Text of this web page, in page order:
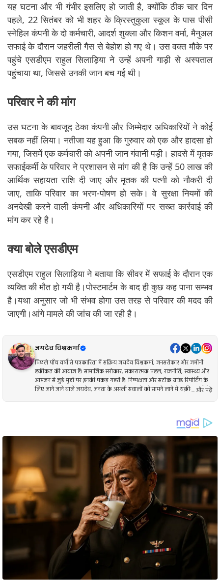
यह घटना और भी गंभीर इसलिए हो जाती है, क्योंकि ठीक चार दिन
पहले, 22 सितंबर को भी शहर के क्रिस्तुकुला स्कूल के पास पीसी
स्नेहिल कंपनी के दो कर्मचारी, आदर्श शुक्ला और किशन वर्मा, मैनुअल
सफाई के दौरान जहरीली गैस से बेहोश हो गए थे। उस वक्त मौके पर
पहुंचे एसडीएम राहुल सिलाड़िया ने उन्हें अपनी गाड़ी से अस्पताल
पहुंचाया था, जिससे उनकी जान बच गई थी।
परिवार ने की मांग
उस घटना के बावजूद ठेका कंपनी और जिम्मेदार अधिकारियों ने कोई
सबक नहीं लिया। नतीजा यह हुआ कि गुरुवार को एक और हादसा हो
गया, जिसमें एक कर्मचारी को अपनी जान गंवानी पड़ी। हादसे में मृतक
सफाईकर्मी के परिवार ने प्रशासन से मांग की है कि उन्हें 50 लाख की
आर्थिक सहायता राशि दी जाए और मृतक की पत्नी को नौकरी दी
जाए, ताकि परिवार का भरण-पोषण हो सके। वे सुरक्षा नियमों की
अनदेखी करने वाली कंपनी और अधिकारियों पर सख्त कार्रवाई की
मांग कर रहे है।
क्या बोले एसडीएम
एसडीएम राहुल सिलाड़िया ने बताया कि सीवर में सफाई के दौरान एक
व्यक्ति की मौत हो गयी है।पोस्टमार्टम के बाद ही कुछ कह पाना सम्भव
है।यथा अनुसार जो भी संभव होगा उस तरह से परिवार की मदद की
जाएगी।आंगे मामले की जांच की जा रही है।
जयदेव विश्वकर्मा
पिछले पाँच वर्षों से पत्रकारिता में सक्रिय जयदेव विश्वकर्मा, जनसरोकार और जमीनी
हकीकत की आवाज़ हैं। सामाजिक सरोकार, सकारात्मक पहल, राजनीति, स्वास्थ्य और
आमजन से जुड़े मुद्दों पर इनकी पकड़ गहरी है। निष्पक्षता और सटीक ग्राउंड रिपोर्टिंग के
लिए जाने जाने वाले जयदेव, जनता के असली सवालों को सामने लाने में यक़ीन रखते हैं।
... और पढ़ें